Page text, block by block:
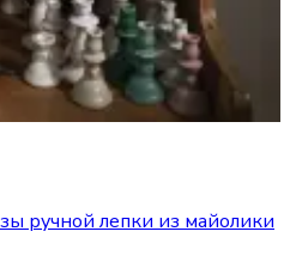
ручной лепки из майолики